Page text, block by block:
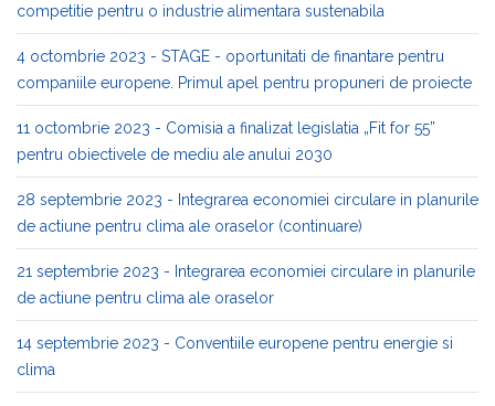
competitie pentru o industrie alimentara sustenabila
4 octombrie 2023 - STAGE - oportunitati de finantare pentru
companiile europene. Primul apel pentru propuneri de proiecte
11 octombrie 2023 - Comisia a finalizat legislatia „Fit for 55”
pentru obiectivele de mediu ale anului 2030
28 septembrie 2023 - Integrarea economiei circulare in planurile
de actiune pentru clima ale oraselor (continuare)
21 septembrie 2023 - Integrarea economiei circulare in planurile
de actiune pentru clima ale oraselor
14 septembrie 2023 - Conventiile europene pentru energie si
clima